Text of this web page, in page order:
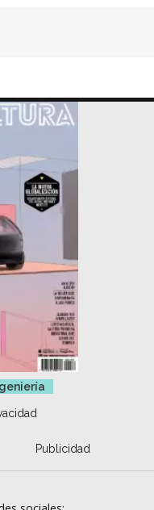
Publicidad